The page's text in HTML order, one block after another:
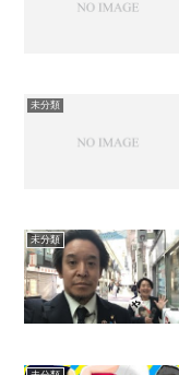
未分類
未分類